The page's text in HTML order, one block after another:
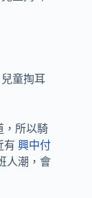
，所以騎
有 興中付
人潮，會